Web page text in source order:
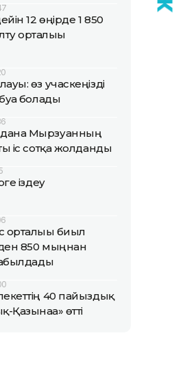
12 өңірде 1 850
орталығы
өз учаскеңізді
болады
Мырзуанның
іс сотқа жолданды
іздеу
орталығы биыл
850 мыңнан
40 пайыздық
Қазынаға» өтті